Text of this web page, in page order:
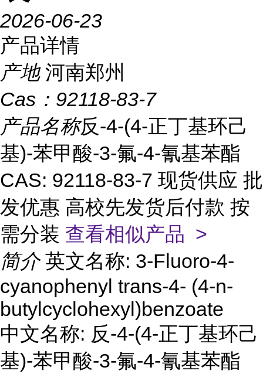
2026-06-23
产品详情
产地 河南郑州
Cas： 92118-83-7
产品名称反-4-(4-正丁基环己
基)-苯甲酸-3-氟-4-氰基苯酯
CAS: 92118-83-7 现货供应 批
发优惠 高校先发货后付款 按
需分装 查看相似产品 >
简介 英文名称: 3-Fluoro-4-
cyanophenyl trans-4- (4-n-
butylcyclohexyl)benzoate
中文名称: 反-4-(4-正丁基环己
基)-苯甲酸-3-氟-4-氰基苯酯